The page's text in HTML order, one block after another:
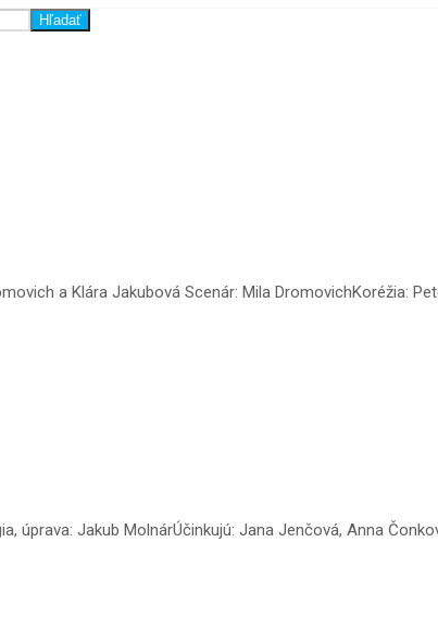
Hľadať
a Klára Jakubová Scenár: Mila DromovichKoréžia:
úprava: Jakub MolnárÚčinkujú: Jana Jenčová, Anna